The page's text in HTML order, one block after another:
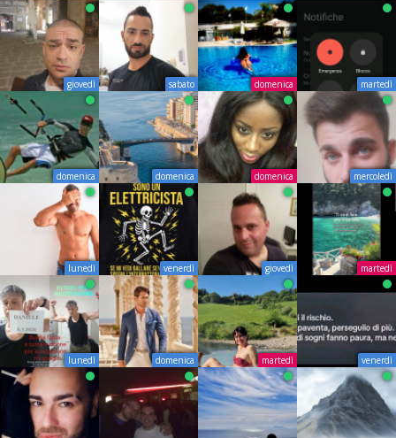
giovedì sabato domenica martedì
domenica domenica domenica mercoledì
lunedì venerdì giovedì martedì
lunedì domenica martedì venerdì